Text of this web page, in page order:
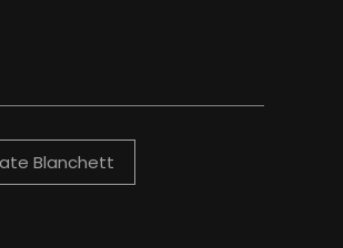
Blanchett